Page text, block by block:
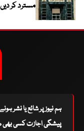
مسترد کر دیں
ہم نیوز پر شائع یا نشر
پیشگی اجازت کسی بھی